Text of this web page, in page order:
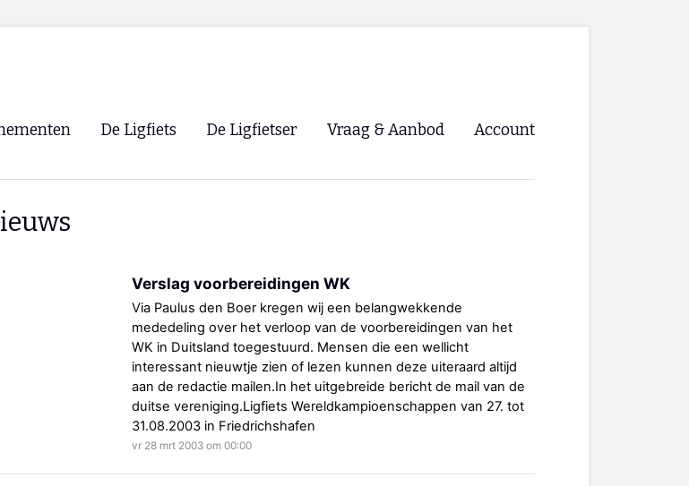
De Ligfiets De Ligfietser
Lokale Fietsverenigingen
EHPVA & EuSupino 🡺
Forum ligfietsers.nl 🡺
Vraag & Aanbod Account
Verslag voorbereidingen WK
Via Paulus den Boer kregen wij een belangwekkende
mededeling over het verloop van de voorbereidingen van het
WK in Duitsland toegestuurd. Mensen die een wellicht
interessant nieuwtje zien of lezen kunnen deze uiteraard altijd
aan de redactie mailen.In het uitgebreide bericht de mail van de
duitse vereniging.Ligfiets Wereldkampioenschappen van 27. tot
31.08.2003 in Friedrichshafen
vr 28 mrt 2003 om 00:00